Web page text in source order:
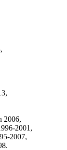
2006,
2001,
2007,